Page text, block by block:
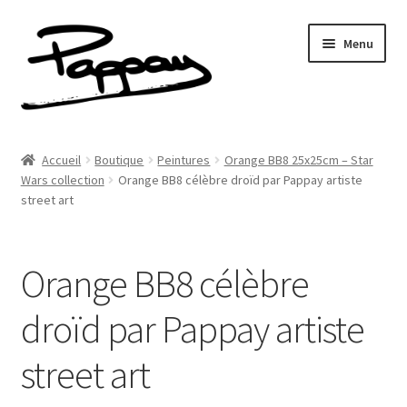
Aller
navigation
Aller
au
contenu
Menu
Réalisations
Ouvrir
Contact
Newsletter
Shop
Accueil Boutique Peintures
Orange BB8 25x25cm – Star
Wars collection
Orange BB8 célèbre droïd par Pappay artiste
street art
Orange BB8 célèbre
droïd par Pappay artiste
street art